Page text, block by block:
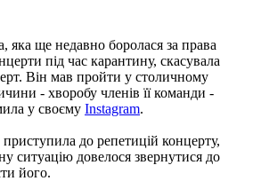
яка ще недавно боролася за права
під час карантину, скасувала
Він мав пройти у столичному
- хворобу членів її команди -
у своєму Instagram.
до репетицій концерту,
ситуацію довелося звернутися до
його.